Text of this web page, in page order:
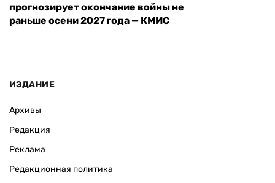
прогнозирует окончание войны не
раньше осени 2027 года — КМИС
ИЗДАНИЕ
Архивы
Редакция
Реклама
Редакционная политика